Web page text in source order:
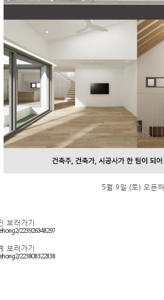
5월 9일 (토) 오픈
보러가기
223926348297
보러가기
223808322838